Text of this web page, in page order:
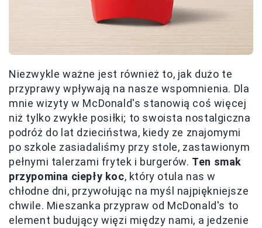
Niezwykle ważne jest również to, jak dużo te
przyprawy wpływają na nasze wspomnienia. Dla
mnie wizyty w McDonald's stanowią coś więcej
niż tylko zwykłe posiłki; to swoista nostalgiczna
podróż do lat dzieciństwa, kiedy ze znajomymi
po szkole zasiadaliśmy przy stole, zastawionym
pełnymi talerzami frytek i burgerów. Ten smak
przypomina ciepły koc, który otula nas w
chłodne dni, przywołując na myśl najpiękniejsze
chwile. Mieszanka przypraw od McDonald's to
element budujący więzi między nami, a jedzenie